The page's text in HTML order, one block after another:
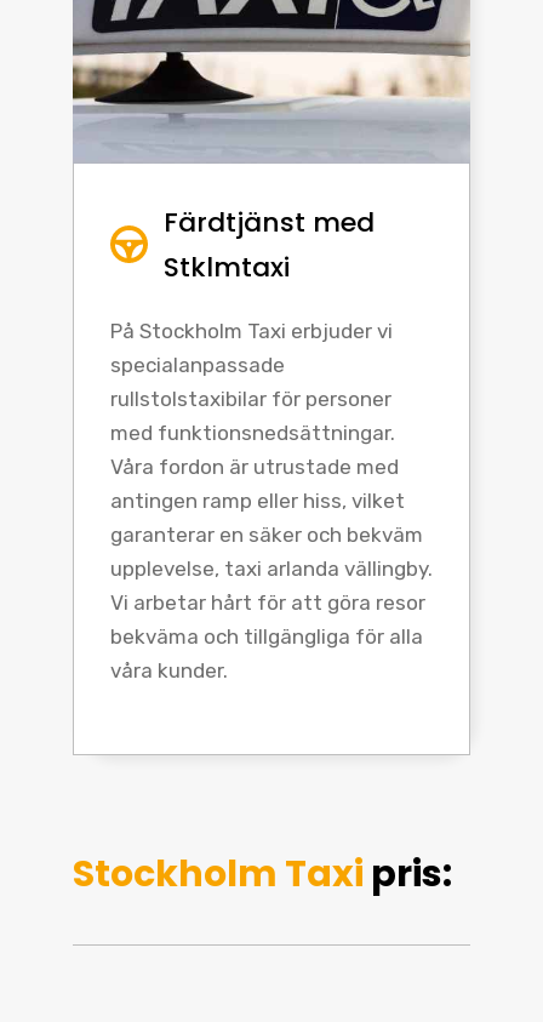
Färdtjänst med
Stklmtaxi
På Stockholm Taxi erbjuder vi
specialanpassade
rullstolstaxibilar för personer
med funktionsnedsättningar.
Våra fordon är utrustade med
antingen ramp eller hiss, vilket
garanterar en säker och bekväm
upplevelse, taxi arlanda vällingby.
Vi arbetar hårt för att göra resor
bekväma och tillgängliga för alla
våra kunder.
Stockholm Taxi pris: